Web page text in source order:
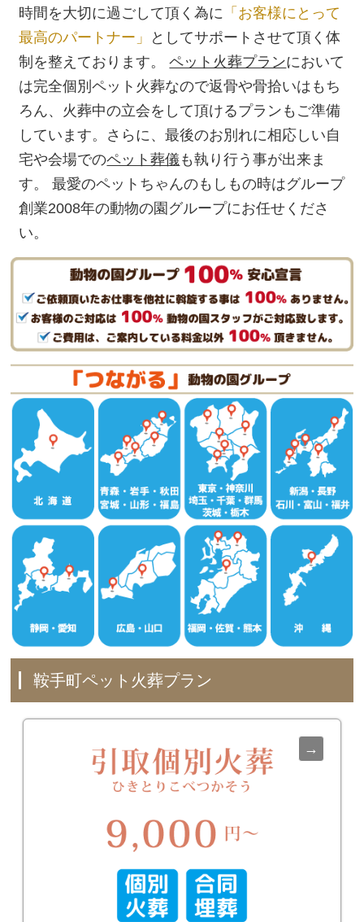
時間を大切に過ごして頂く為に 「お客様にとって
最高のパートナー」
としてサポートさせて頂く体
制を整えております。ペット火葬プランにおいて
は完全個別ペット火葬なので返骨や骨拾いはもち
ろん、火葬中の立会をして頂けるプランもご準備
しています。さらに、最後のお別れに相応しい自
宅や会場でのペット葬儀も執り行う事が出来ま
す。 最愛のペットちゃんのもしもの時はグループ
創業2008年の動物の園グループにお任せくださ
い。
鞍手町ペット火葬プラン